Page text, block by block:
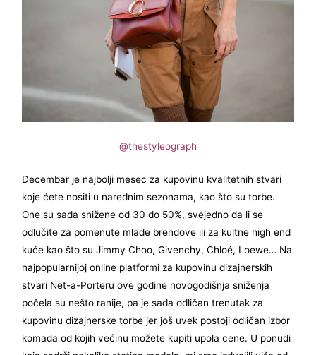
@thestyleograph
Decembar je najbolji mesec za kupovinu kvalitetnih stvari
koje ćete nositi u narednim sezonama, kao što su torbe.
One su sada snižene od 30 do 50%, svejedno da li se
odlučite za pomenute mlade brendove ili za kultne high end
kuće kao što su Jimmy Choo, Givenchy, Chloé, Loewe… Na
najpopularnijoj online platformi za kupovinu dizajnerskih
stvari Net-a-Porteru ove godine novogodišnja sniženja
počela su nešto ranije, pa je sada odličan trenutak za
kupovinu dizajnerske torbe jer još uvek postoji odličan izbor
komada od kojih većinu možete kupiti upola cene. U ponudi